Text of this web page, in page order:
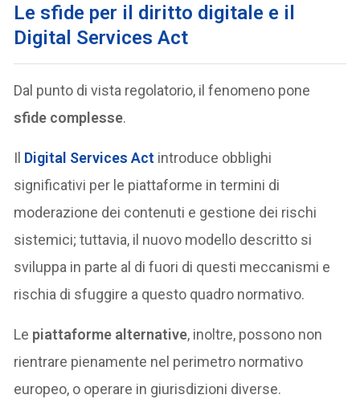
Le sfide per il diritto digitale e il
Digital Services Act
Dal punto di vista regolatorio, il fenomeno pone
sfide complesse.
Il Digital Services Act introduce obblighi
significativi per le piattaforme in termini di
moderazione dei contenuti e gestione dei rischi
sistemici; tuttavia, il nuovo modello descritto si
sviluppa in parte al di fuori di questi meccanismi e
rischia di sfuggire a questo quadro normativo.
Le piattaforme alternative, inoltre, possono non
rientrare pienamente nel perimetro normativo
europeo, o operare in giurisdizioni diverse.